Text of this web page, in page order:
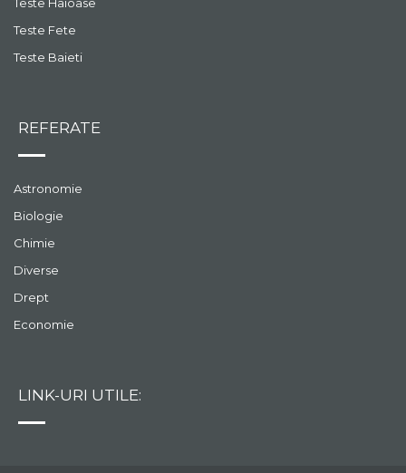
Teste Fete
Teste Baieti
REFERATE
Astronomie
Biologie
Chimie
Diverse
Drept
Economie
LINK-URI UTILE: